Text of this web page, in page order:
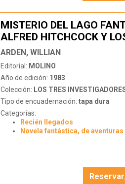
MISTERIO DEL LAGO
ALFRED HITCHCOCK Y
INVESTIGADORES
ARDEN, WILLIAN
Editorial: MOLINO
Año de edición: 1983
Colección: LOS TRES
Tipo de encuadernación: tapa dura
Categorías:
Recién llegados
Novela fantástica, de aventuras